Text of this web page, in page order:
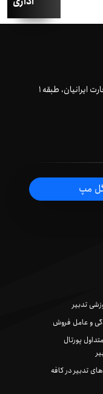
تهران، میدان ولیعصر، ساختمان تجارت ایرانیان، طبقه ۱
مپ
تدبیر
و عامل فروش
پورتال
تدبیر در کافه